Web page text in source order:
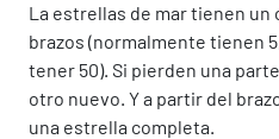
La estrellas de mar tienen un
brazos (normalmente tienen
tener 50). Si pierden una
otro nuevo. Y a partir del
una estrella completa.